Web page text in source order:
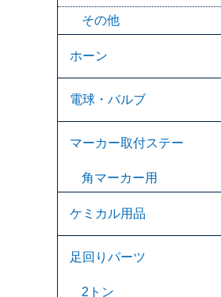
その他
ホーン
電球・バルブ
マーカー取付ステー
角マーカー用
ケミカル用品
足回りパーツ
2トン